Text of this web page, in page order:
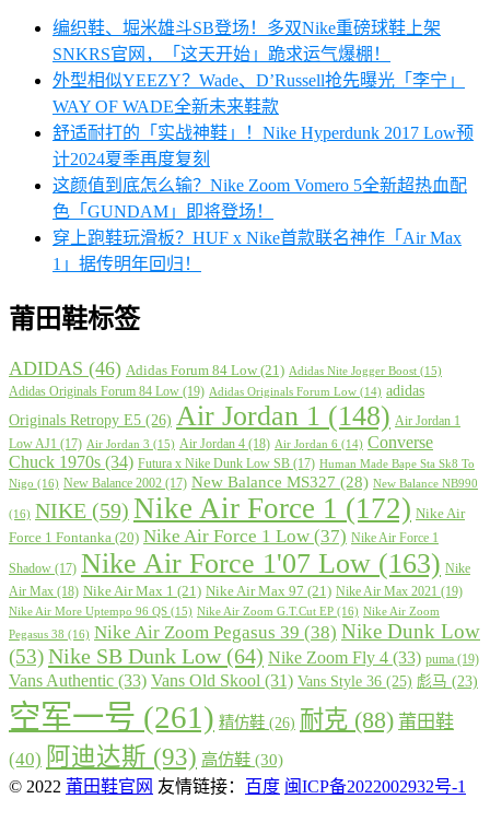
编织鞋、堀米雄斗SB登场！多双Nike重磅球鞋上架
SNKRS官网，「这天开始」跪求运气爆棚！
外型相似YEEZY？Wade、D’Russell抢先曝光「李宁」
WAY OF WADE全新未来鞋款
舒适耐打的「实战神鞋」！Nike Hyperdunk 2017 Low预
计2024夏季再度复刻
这颜值到底怎么输？Nike Zoom Vomero 5全新超热血配
色「GUNDAM」即将登场！
穿上跑鞋玩滑板？HUF x Nike首款联名神作「Air Max
1」据传明年回归！
莆田鞋标签
ADIDAS (46) Adidas Forum 84 Low (21) Adidas Nite Jogger Boost (15)
Adidas Originals Forum 84 Low (19) Adidas Originals Forum Low (14) adidas
Originals Retropy E5 (26) Air Jordan 1 (148) Air Jordan 1
Low AJ1 (17) Air Jordan 3 (15) Air Jordan 4 (18) Air Jordan 6 (14) Converse
Chuck 1970s (34) Futura x Nike Dunk Low SB (17) Human Made Bape Sta Sk8 To
Nigo (16) New Balance 2002 (17) New Balance MS327 (28) New Balance NB990
(16) NIKE (59) Nike Air Force 1 (172) Nike Air
Force 1 Fontanka (20) Nike Air Force 1 Low (37) Nike Air Force 1
Shadow (17) Nike Air Force 1'07 Low (163) Nike
Air Max (18) Nike Air Max 1 (21) Nike Air Max 97 (21) Nike Air Max 2021 (19)
Nike Air More Uptempo 96 QS (15) Nike Air Zoom G.T.Cut EP (16) Nike Air Zoom
Pegasus 38 (16) Nike Air Zoom Pegasus 39 (38) Nike Dunk Low
(53)Nike SB Dunk Low(64) Nike Zoom Fly 4 (33) puma (19)
Vans Authentic (33) Vans Old Skool (31) Vans Style 36 (25) 彪马 (23)
空军一号 (261) 精仿鞋 (26) 耐克 (88) 莆田鞋
(40) 阿迪达斯 (93) 高仿鞋 (30)
© 2022 莆田鞋官网 友情链接： 百度 闽ICP备2022002932号-1